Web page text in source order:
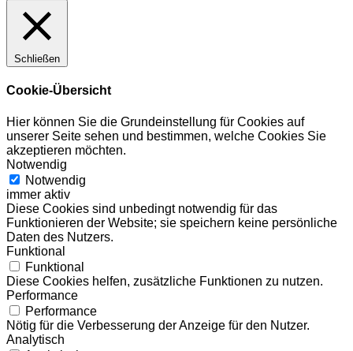
Schließen
Cookie-Übersicht
Hier können Sie die Grundeinstellung für Cookies auf
unserer Seite sehen und bestimmen, welche Cookies Sie
akzeptieren möchten.
Notwendig
Notwendig
immer aktiv
Diese Cookies sind unbedingt notwendig für das
Funktionieren der Website; sie speichern keine persönliche
Daten des Nutzers.
Funktional
Funktional
Diese Cookies helfen, zusätzliche Funktionen zu nutzen.
Performance
Performance
Nötig für die Verbesserung der Anzeige für den Nutzer.
Analytisch